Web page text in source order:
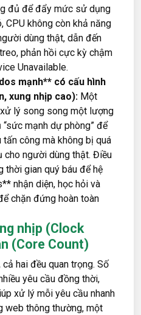
đủ để đẩy mức sử dụng
CPU không còn khả năng
dùng thật, dẫn đến
phản hồi cực kỳ chậm
Unavailable.
mạnh** có cấu hình
xung nhịp cao):Một
lý song song một lượng
mạnh dự phòng” để
công mà không bị quá
cho người dùng thật. Điều
thời gian quý báu để hệ
nhận diện, học hỏi và
chặn đứng hoàn toàn
nhịp (Clock
(Core Count)
hai đều quan trọng. Số
yêu cầu đồng thời,
xử lý mỗi yêu cầu nhanh
web thông thường, một